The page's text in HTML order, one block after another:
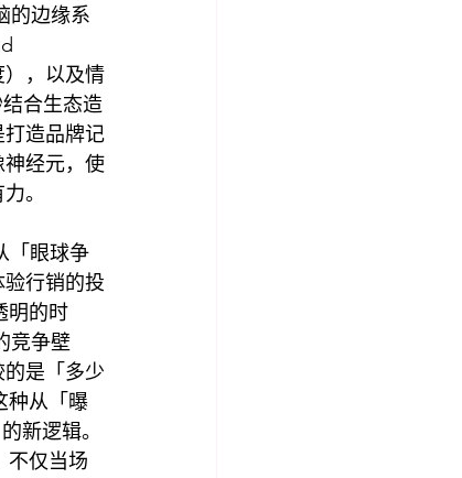
的边缘系
，以及情
合生态造
造品牌记
经元，使
。
「眼球争
行销的投
明的时
竞争壁
是「多少
种从「曝
新逻辑。
不仅当场